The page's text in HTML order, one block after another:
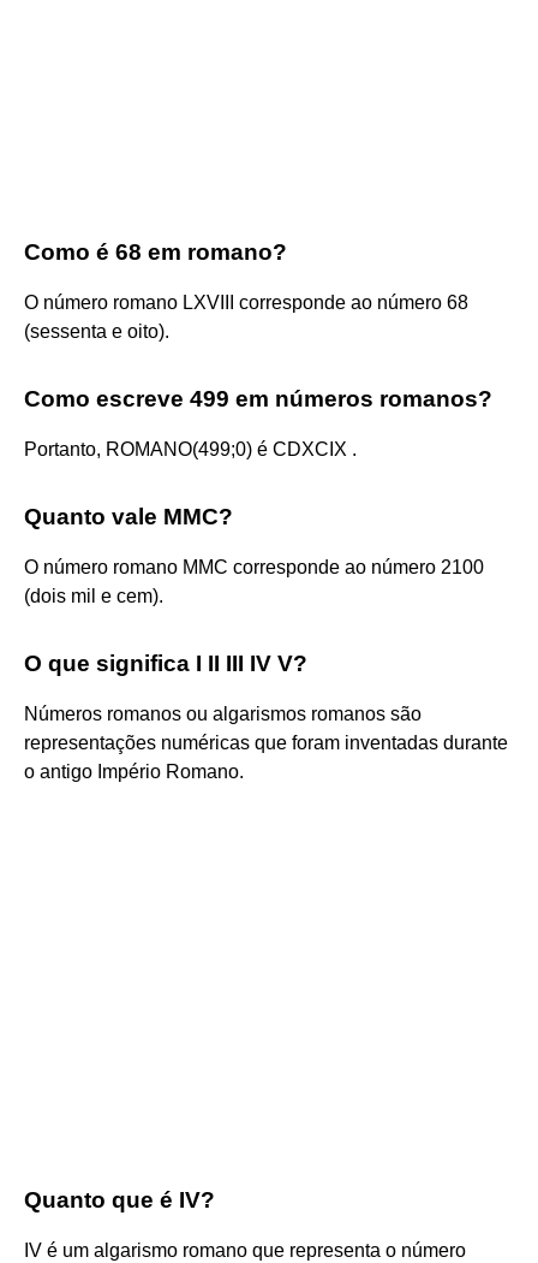
Como é 68 em romano?
O número romano LXVIII corresponde ao número 68
(sessenta e oito).
Como escreve 499 em números romanos?
Portanto, ROMANO(499;0) é CDXCIX .
Quanto vale MMC?
O número romano MMC corresponde ao número 2100
(dois mil e cem).
O que significa I II III IV V?
Números romanos ou algarismos romanos são
representações numéricas que foram inventadas durante
o antigo Império Romano.
Quanto que é IV?
IV é um algarismo romano que representa o número